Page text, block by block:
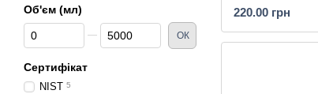
220.00 грн
Об'єм (мл)
Від Об'єм (мл)
До Об'єм (мл) ОК
Сертифікат
NIST 5